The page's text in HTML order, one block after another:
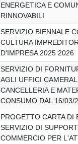
ENERGETICA E
RINNOVABILI
SERVIZIO BIENNALE
CULTURA
D'IMPRESA 2025 2026
SERVIZIO DI
AGLI UFFICI
CANCELLERIA E
CONSUMO DAL 16/03/
PROGETTO CARTA DI
SERVIZIO DI
COMMERCIO PER